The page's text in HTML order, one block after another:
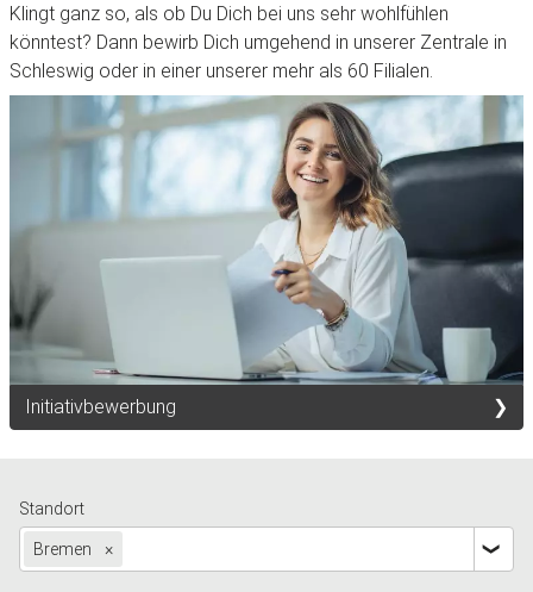
Klingt ganz so, als ob Du Dich bei uns sehr wohlfühlen
könntest? Dann bewirb Dich umgehend in unserer Zentrale in
Schleswig oder in einer unserer mehr als 60 Filialen.
Initiativbewerbung
Standort
Bremen ×